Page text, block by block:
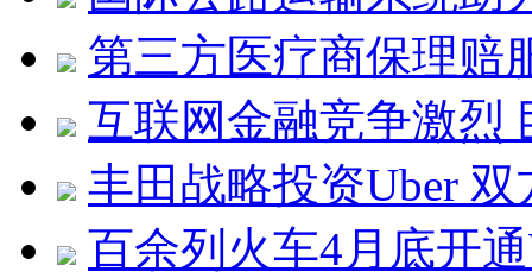
第三方医疗商保理赔
互联网金融竞争激烈
丰田战略投资Uber
百余列火车4月底开